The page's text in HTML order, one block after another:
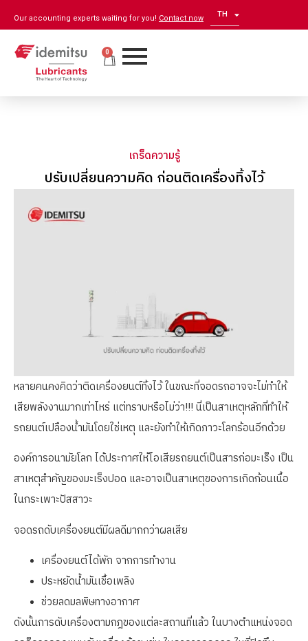
Our accounting experts waiting for you! Contact now TH
EN
0
เกร็ดความรู้
ปรับเปลี่ยนความคิด ก่อนติดเครื่องทิ้งไว้
หลายคนคงคิดว่าติดเครื่องยนต์ทิ้งไว้ ในขณะที่จอดรถอาจจะไม่ทำให้
เสียพลังงานมากเท่าไหร่ แต่ทราบหรือไม่ว่า!!! นี่เป็นสาเหตุหลักที่ทำให้
รถยนต์เปลืองน้ำมันโดยใช่เหตุ และยังทำให้เกิดภาวะโลกร้อนอีกด้วย
องค์การอนามัยโลก ได้ประกาศให้ไอเสียรถยนต์เป็นสารก่อมะเร็ง เป็น
สาเหตุสำคัญของมะเร็งปอด และอาจเป็นสาเหตุของการเกิดก้อนเนื้อ
ในกระเพาะปัสสาวะ
จอดรถดับเครื่องยนต์มีผลดีมากกว่าผลเสีย
เครื่องยนต์ได้พัก จากการทำงาน
ประหยัดน้ำมันเชื้อเพลิง
ช่วยลดมลพิษทางอากาศ
ดังนั้นการดับเครื่องตามกฎของแต่ละสถานที่แล้ว ในบางตำแหน่งจอด